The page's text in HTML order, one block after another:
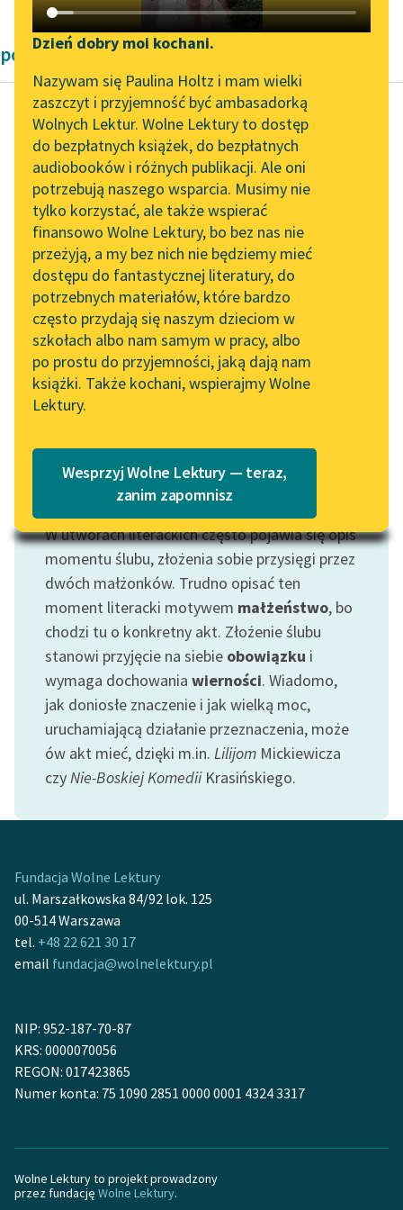
Katalog DAISY
Podkasty o książkach
Zgłoś brak utworu
Aktualności
Zapraszamy na spotkanie
online z tłumaczkami
literatury skandynawskiej
Spotkanie z Katarzyną
Tunkiel w Oslo
Wolne Lektury na 32.
Pol’and’Rock Festivalu
„Kochanek Lady
Chatterley” do słuchania
na Wolnych Lekturach
Nowy audiobook –
„Marzenie o Oriencie”
Lektury szkolne i klasyka
literatury do słuchania dla
uczennic i uczniów z
niepełnosprawnościami
E-kolekcja lektur
szkolnych i literatury do
słuchania dla uczennic i
uczniów z
niepełnosprawnościami
Feministyczne inspiracje.
Popularyzacja
feministycznej
Kolekcje edukacyjne
twórców przechodzących
do domeny publicznej,
lektur szkolnych oraz
Szkoła Poezji Wolnych
Lektur
Narzędzia
Mapa Wolnych Lektur
Leśmianator
Przewodnik dla piszących i
czytających
API
OAI-PMH
Widget Wolnych Lektur
Przypisy
Katalog w formacie PDF
Kontakt
O projekcie
Dzień dobry moi kochani.
Nazywam się Paulina Holtz i mam wielki
zaszczyt i przyjemność być ambasadorką
Wolnych Lektur. Wolne Lektury to dostęp
do bezpłatnych książek, do bezpłatnych
audiobooków i różnych publikacji. Ale oni
potrzebują naszego wsparcia. Musimy nie
tylko korzystać, ale także wspierać
finansowo Wolne Lektury, bo bez nas nie
przeżyją, a my bez nich nie będziemy mieć
dostępu do fantastycznej literatury, do
potrzebnych materiałów, które bardzo
często przydają się naszym dzieciom w
szkołach albo nam samym w pracy, albo
po prostu do przyjemności, jaką dają nam
książki. Także kochani, wspierajmy Wolne
Lektury.
Wesprzyj Wolne Lektury — teraz,
zanim zapomnisz
powieści Zygmunta Kaczkowskiego
Zygmunt Kaczkowski
Murdelio
Z gości obcych w dzień
ślubu cale niewiele
przyjechało. Kobiety
ani jednej… tak to
silną...
Czytaj więcej
Motyw: Ślub
W utworach literackich często pojawia się opis
momentu ślubu, złożenia sobie przysięgi przez
dwóch małżonków. Trudno opisać ten
moment literacki motywem małżeństwo, bo
chodzi tu o konkretny akt. Złożenie ślubu
stanowi przyjęcie na siebie obowiązku i
wymaga dochowania wierności. Wiadomo,
jak doniosłe znaczenie i jak wielką moc,
uruchamiającą działanie przeznaczenia, może
ów akt mieć, dzięki m.in. Lilijom Mickiewicza
czyNie-Boskiej KomediiKrasińskiego.
Fundacja Wolne Lektury
ul. Marszałkowska 84/92 lok. 125
00-514 Warszawa
tel. +48 22 621 30 17
email fundacja@wolnelektury.pl
NIP: 952-187-70-87
KRS: 0000070056
REGON: 017423865
Numer konta: 75 1090 2851 0000 0001 4324 3317
Wolne Lektury to projekt prowadzony
przez fundację Wolne Lektury.